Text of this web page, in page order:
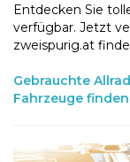
Entdecken Sie
verfügbar. Jetzt
zweispurig.at
Gebrauchte
Fahrzeuge